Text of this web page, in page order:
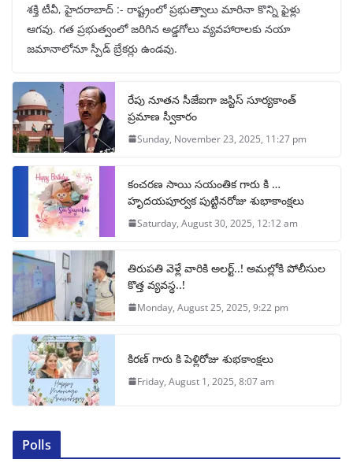
శక్తి టీవీ, హైదరాబాద్‌ :- రాష్ట్రంలో ప్రభుత్వాలు మారినా కొన్ని ఫైళ్లు
ఆగవు. గత ప్రభుత్వంలో జరిగిన అడ్డగోలు వ్యవహారాలకు నయా
జమానాలోనూ స్పీడ్‌ బ్రేకర్లు ఉండవు.
రేపు నూతన సీజేఐగా జస్టిస్ సూర్యకాంత్
ప్రమాణ స్వీకారం
Sunday, November 23, 2025, 11:27 pm
కంచరణ సాయి సయంతిక గారు కి …
హృదయపూర్వక పుట్టినరోజు శుభాకాంక్షలు
Saturday, August 30, 2025, 12:12 am
తిరుపతి వెళ్లే వారికి అలర్ట్..! అమల్లోకి పోలీసుల
కొత్త వ్యవస్థ..!
Monday, August 25, 2025, 9:22 pm
కిరణ్ గారు కి పెళ్లిరోజు శుభకాంక్షలు
Friday, August 1, 2025, 8:07 am
Polls